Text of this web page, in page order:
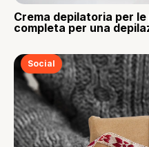
Crema depilatoria per
completa per una
Social